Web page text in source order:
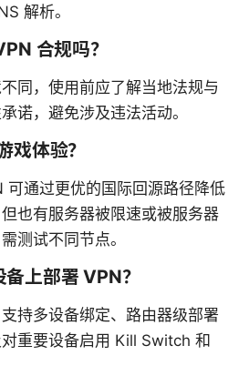
解析。
合规吗？
同，使用前应了解当地法规与
诺，避免涉及违法活动。
戏体验？
可通过更优的国际回源路径降低
也有服务器被限速或被服务器
测试不同节点。
上部署 VPN？
持多设备绑定、路由器级部署
重要设备启用 Kill Switch 和